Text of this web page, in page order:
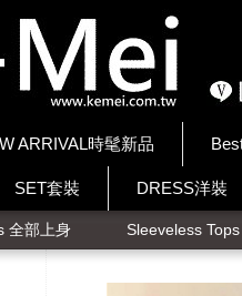
ARRIVAL時髦新品
SET套裝 DRESS洋裝
全部上身 Sleeveless